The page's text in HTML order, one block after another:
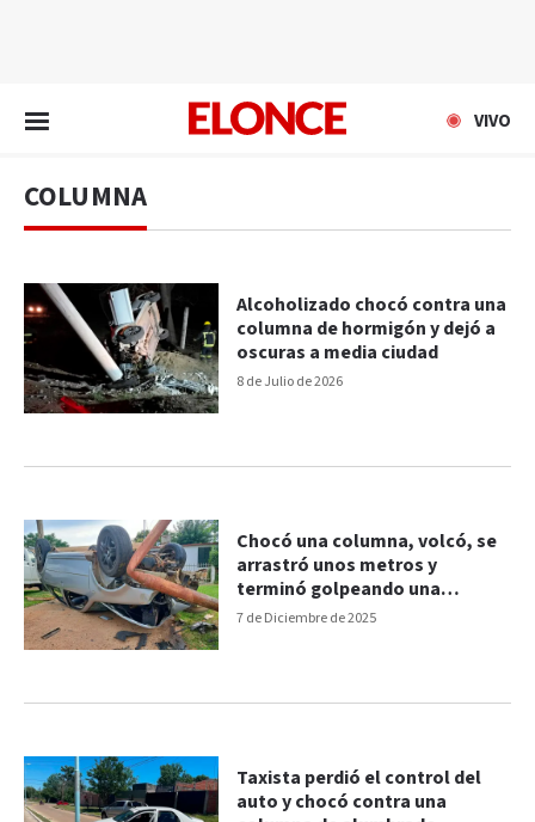
VIVO
COLUMNA
8 de Julio de 2026
Alcoholizado chocó contra una
columna de hormigón y dejó a
oscuras a media ciudad
7 de Diciembre de 2025
Chocó una columna, volcó, se
arrastró unos metros y
terminó golpeando una
camioneta estacionada
Taxista perdió el control del
auto y chocó contra una